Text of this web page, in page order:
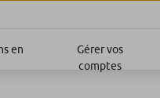
en
Gérer vos
comptes